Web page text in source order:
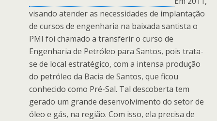
visando atender as necessidades de implantação
de cursos de engenharia na baixada santista o
PMI foi chamado a transferir o curso de
Engenharia de Petróleo para Santos, pois trata-
se de local estratégico, com a intensa produção
do petróleo da Bacia de Santos, que ficou
conhecido como Pré-Sal. Tal descoberta tem
gerado um grande desenvolvimento do setor de
óleo e gás, na região. Com isso, ela precisa de